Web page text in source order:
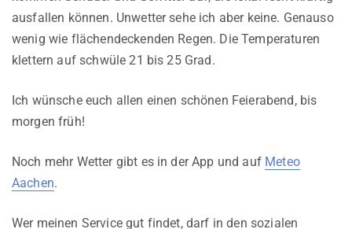
ausfallen können. Unwetter sehe ich aber keine. Genauso
wenig wie flächendeckenden Regen. Die Temperaturen
klettern auf schwüle 21 bis 25 Grad.
Ich wünsche euch allen einen schönen Feierabend, bis
morgen früh!
Noch mehr Wetter gibt es in der App und auf Meteo
Aachen.
Wer meinen Service gut findet, darf in den sozialen